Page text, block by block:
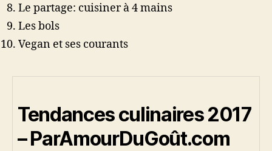
Le partage: cuisiner à 4 mains
Les bols
Vegan et ses courants
Tendances culinaires 2017
– ParAmourDuGoût.com